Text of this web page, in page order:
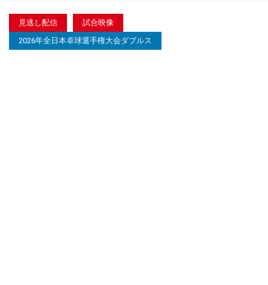
見逃し配信
試合映像
2026年全日本卓球選手権大会ダブルス